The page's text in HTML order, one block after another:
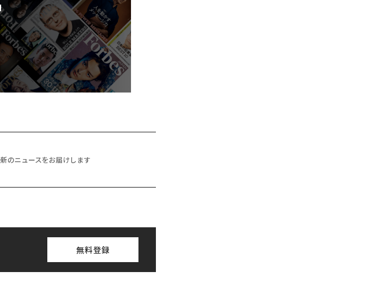
のニュースをお届けします
無料登録